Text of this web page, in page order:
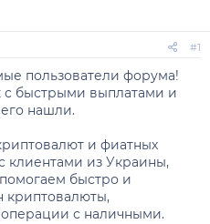
#1
пользователи форума!
быстрыми выплатами и
нашли.
и фиатных
клиентами из Украины,
быстро и
криптовалюты,
с наличными.